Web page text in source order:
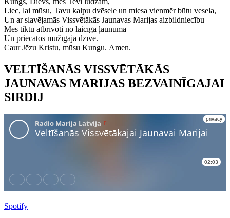
Liec, lai mūsu, Tavu kalpu dvēsele un miesa vienmēr būtu vesela,
Un ar slavējamās Vissvētākās Jaunavas Marijas aizbildniecību
Mēs tiktu atbrīvoti no laicīgā ļaunuma
Un priecātos mūžīgajā dzīvē.
Caur Jēzu Kristu, mūsu Kungu. Āmen.
VELTĪŠANĀS VISSVĒTĀKĀS
JAUNAVAS MARIJAS BEZVAINĪGAJAI
SIRDIJ
Spotify